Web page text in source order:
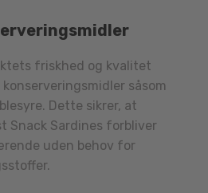
friskhed og kvalitet
såsom
Dette sikrer, at
Snack Sardines forbliver
uden behov for